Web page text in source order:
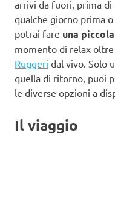
arrivi da fuori, prima
qualche giorno prima
potrai fare una
momento di relax
Ruggeri dal vivo. Solo
quella di ritorno, puoi
le diverse opzioni a
Il viaggio